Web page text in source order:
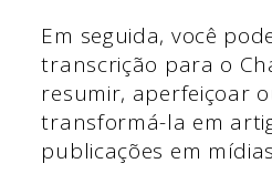
Em seguida, você
transcrição para o
resumir, aperfeiçoar
transformá-la em
publicações em